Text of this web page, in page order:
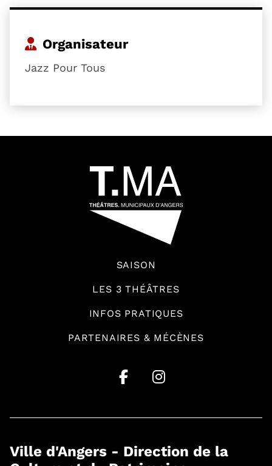
Organisateur
Jazz Pour Tous
SAISON
LES 3 THÉÂTRES
INFOS PRATIQUES
PARTENAIRES & MÉCÈNES
Ville d'Angers - Direction de la